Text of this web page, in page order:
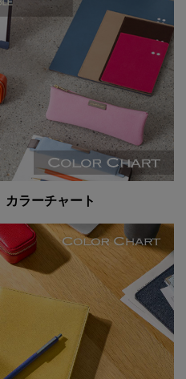
ラーチャート